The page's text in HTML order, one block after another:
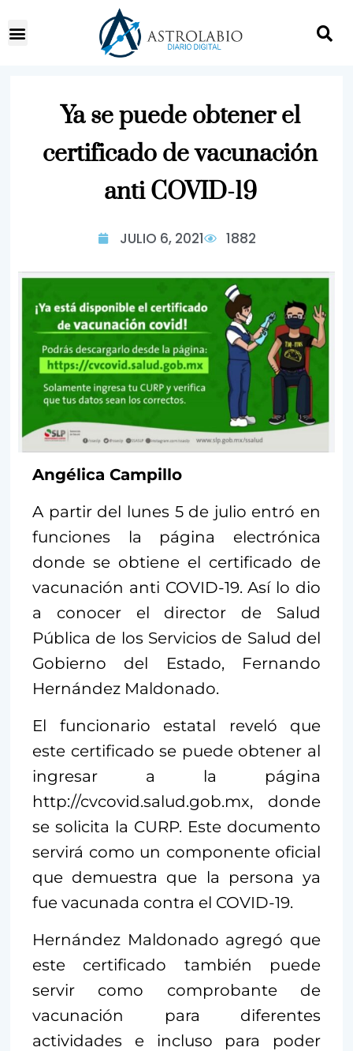
Ya se puede obtener el
certificado de vacunación
anti COVID-19
JULIO 6, 2021 1882
Angélica Campillo
A partir del lunes 5 de julio entró en
funciones la página electrónica
donde se obtiene el certificado de
vacunación anti COVID-19. Así lo dio
a conocer el director de Salud
Pública de los Servicios de Salud del
Gobierno del Estado, Fernando
Hernández Maldonado.
El funcionario estatal reveló que
este certificado se puede obtener al
ingresar a la página
http://cvcovid.salud.gob.mx, donde
se solicita la CURP. Este documento
servirá como un componente oficial
que demuestra que la persona ya
fue vacunada contra el COVID-19.
Hernández Maldonado agregó que
este certificado también puede
servir como comprobante de
vacunación para diferentes
actividades e incluso para poder